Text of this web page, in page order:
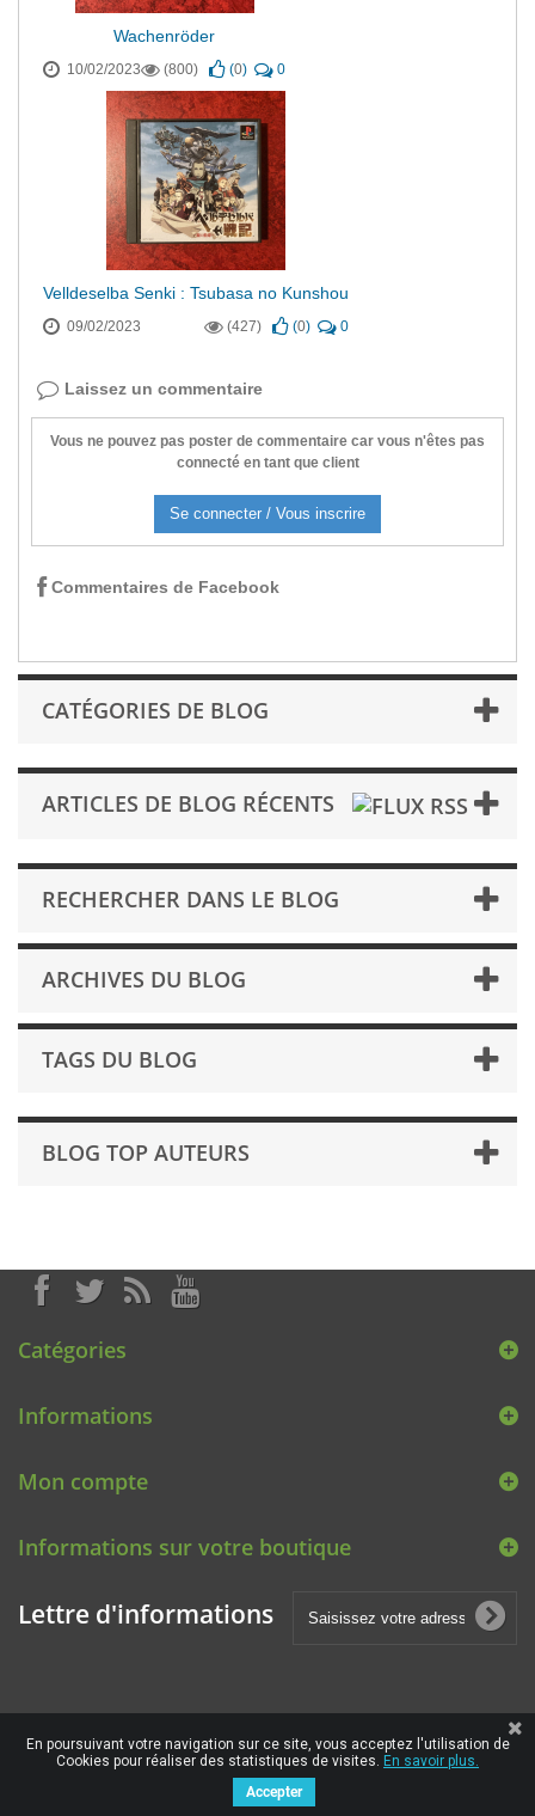
Wachenröder
10/02/2023 (800) (0) 0
Velldeselba Senki : Tsubasa no Kunshou
09/02/2023 (427) (0) 0
Laissez un commentaire
Vous ne pouvez pas poster de commentaire car vous n'êtes pas
connecté en tant que client
Se connecter / Vous inscrire
Commentaires de Facebook
CATÉGORIES DE BLOG
ARTICLES DE BLOG RÉCENTS
RECHERCHER DANS LE BLOG
ARCHIVES DU BLOG
TAGS DU BLOG
BLOG TOP AUTEURS
Catégories
Informations
Mon compte
Informations sur votre boutique
Lettre d'informations
En poursuivant votre navigation sur ce site, vous acceptez l'utilisation de
Cookies pour réaliser des statistiques de visites. En savoir plus.
Accepter